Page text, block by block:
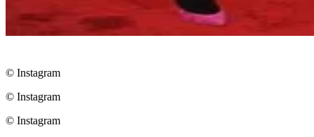
© Instagram
© Instagram
© Instagram